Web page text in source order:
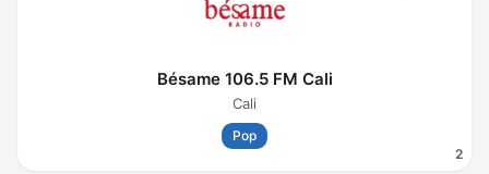
2
Bésame 106.5 FM Cali
Cali
Pop